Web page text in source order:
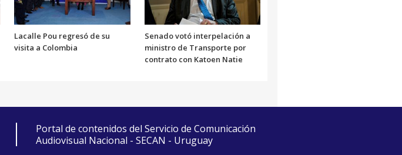
Lacalle Pou regresó de su
visita a Colombia
Senado votó interpelación a
ministro de Transporte por
contrato con Katoen Natie
Portal de contenidos del Servicio de Comunicación
Audiovisual Nacional - SECAN - Uruguay